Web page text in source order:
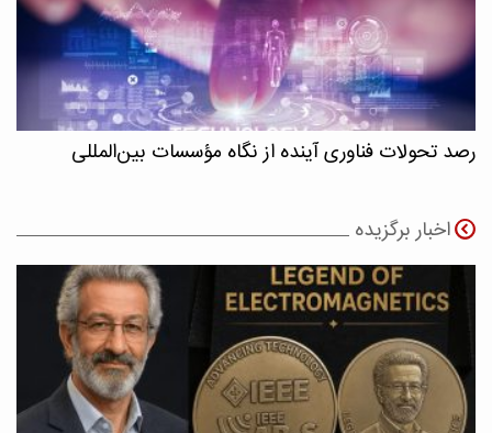
رصد تحولات فناوری آینده از نگاه مؤسسات بین‌المللی
اخبار برگزیده